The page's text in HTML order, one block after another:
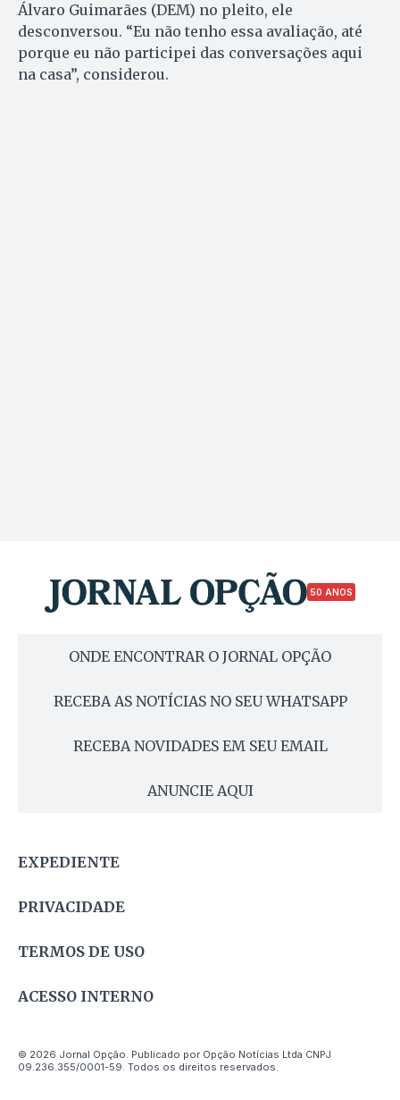
Álvaro Guimarães (DEM) no pleito, ele
desconversou. “Eu não tenho essa avaliação, até
porque eu não participei das conversações aqui
na casa”, considerou.
50 ANOS
ONDE ENCONTRAR O JORNAL OPÇÃO
RECEBA AS NOTÍCIAS NO SEU WHATSAPP
RECEBA NOVIDADES EM SEU EMAIL
ANUNCIE AQUI
EXPEDIENTE
PRIVACIDADE
TERMOS DE USO
ACESSO INTERNO
© 2026 Jornal Opção. Publicado por Opção Notícias Ltda CNPJ
09.236.355/0001-59. Todos os direitos reservados.